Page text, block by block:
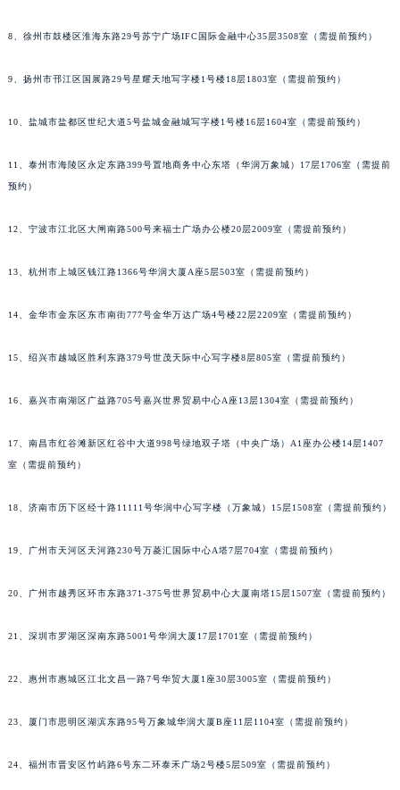
8、徐州市鼓楼区淮海东路29号苏宁广场IFC国际金融中心35层3508室（需提前预约）
9、扬州市邗江区国展路29号星耀天地写字楼1号楼18层1803室（需提前预约）
10、盐城市盐都区世纪大道5号盐城金融城写字楼1号楼16层1604室（需提前预约）
11、泰州市海陵区永定东路399号置地商务中心东塔（华润万象城）17层1706室（需提前
预约）
12、宁波市江北区大闸南路500号来福士广场办公楼20层2009室（需提前预约）
13、杭州市上城区钱江路1366号华润大厦A座5层503室（需提前预约）
14、金华市金东区东市南街777号金华万达广场4号楼22层2209室（需提前预约）
15、绍兴市越城区胜利东路379号世茂天际中心写字楼8层805室（需提前预约）
16、嘉兴市南湖区广益路705号嘉兴世界贸易中心A座13层1304室（需提前预约）
17、南昌市红谷滩新区红谷中大道998号绿地双子塔（中央广场）A1座办公楼14层1407
室（需提前预约）
18、济南市历下区经十路11111号华润中心写字楼（万象城）15层1508室（需提前预约）
19、广州市天河区天河路230号万菱汇国际中心A塔7层704室（需提前预约）
20、广州市越秀区环市东路371-375号世界贸易中心大厦南塔15层1507室（需提前预约）
21、深圳市罗湖区深南东路5001号华润大厦17层1701室（需提前预约）
22、惠州市惠城区江北文昌一路7号华贸大厦1座30层3005室（需提前预约）
23、厦门市思明区湖滨东路95号万象城华润大厦B座11层1104室（需提前预约）
24、福州市晋安区竹屿路6号东二环泰禾广场2号楼5层509室（需提前预约）